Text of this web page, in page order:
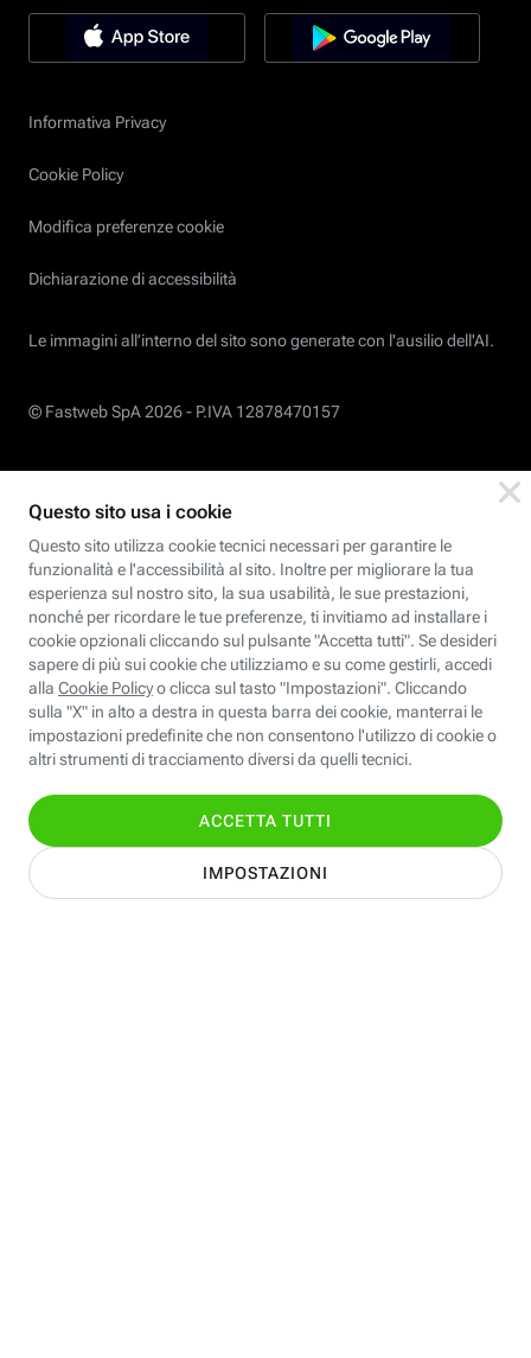
Informativa Privacy
Cookie Policy
Modifica preferenze cookie
Dichiarazione di accessibilità
Le immagini all’interno del sito sono generate con l'ausilio dell'AI.
© Fastweb SpA 2026 - P.IVA 12878470157